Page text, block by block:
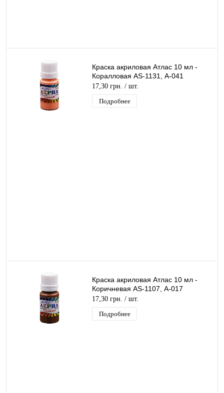
Краска акриловая Атлас 10 мл -
Коралловая AS-1131, А-041
17,30 грн. / шт.
Подробнее
Краска акриловая Атлас 10 мл -
Коричневая AS-1107, А-017
17,30 грн. / шт.
Подробнее